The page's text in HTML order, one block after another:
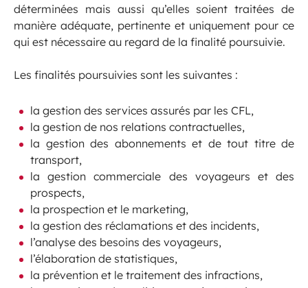
déterminées mais aussi qu’elles soient traitées de
manière adéquate, pertinente et uniquement pour ce
qui est nécessaire au regard de la finalité poursuivie.
Les finalités poursuivies sont les suivantes :
la gestion des services assurés par les CFL,
la gestion de nos relations contractuelles,
la gestion des abonnements et de tout titre de
transport,
la gestion commerciale des voyageurs et des
prospects,
la prospection et le marketing,
la gestion des réclamations et des incidents,
l’analyse des besoins des voyageurs,
l’élaboration de statistiques,
la prévention et le traitement des infractions,